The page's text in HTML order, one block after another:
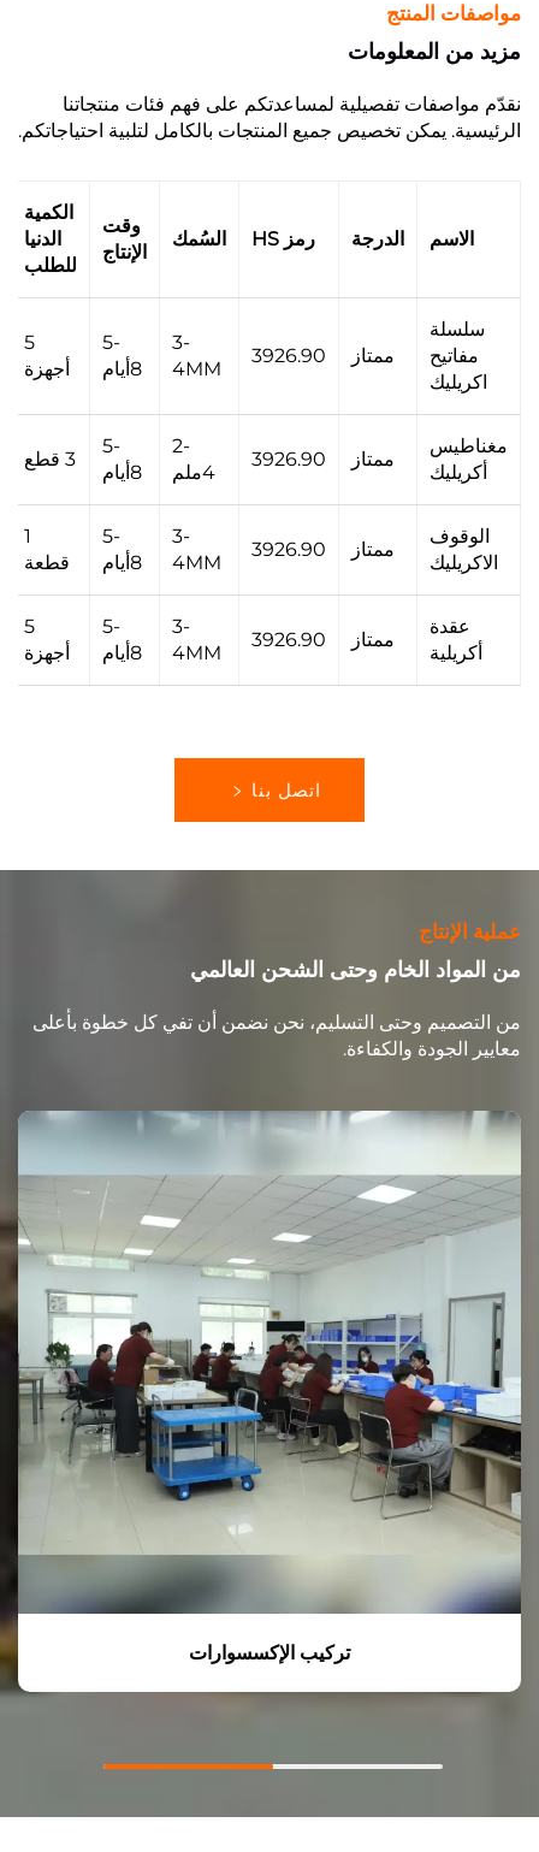
مواصفات المنتج
مزيد من المعلومات
نقدّم مواصفات تفصيلية لمساعدتكم على فهم فئات منتجاتنا
الرئيسية. يمكن تخصيص جميع المنتجات بالكامل لتلبية احتياجاتكم.
الاسم الدرجة رمز HS السُمك
وقت
الإنتاج
الكمية
الدنيا
للطلب
سلسلة
مفاتيح
اكريليك
ممتاز 3926.90
3-
4MM
5-
8أيام
5
أجهزة
مغناطيس
أكريليك
ممتاز 3926.90
2-
4ملم
5-
8أيام
3 قطع
الوقوف
الاكريليك
ممتاز 3926.90
3-
4MM
5-
8أيام
1
قطعة
عقدة
أكريلية
ممتاز 3926.90
3-
4MM
5-
8أيام
5
أجهزة
اتصل بنا
عملية الإنتاج
من المواد الخام وحتى الشحن العالمي
من التصميم وحتى التسليم، نحن نضمن أن تفي كل خطوة بأعلى
معايير الجودة والكفاءة.
تركيب الإكسسوارات